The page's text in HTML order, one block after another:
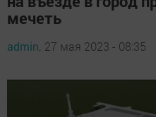
мечеть
admin, 27 мая 2023 - 08:35